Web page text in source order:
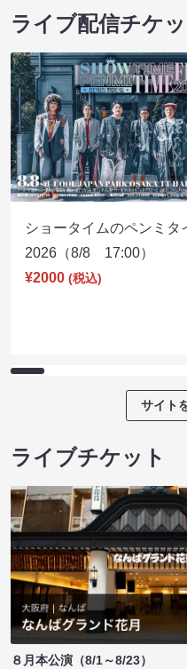
ライブ配信チケッ
ショータイムのペンミタ
2026（8/8 17:00）
¥2000 (税込)
サイト
ライブチケット
８月本公演（8/1～8/23）